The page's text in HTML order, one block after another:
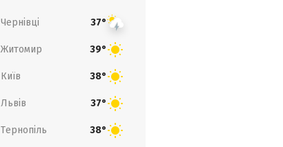
Чернівці 37°
Житомир 39°
Київ 38°
Львів 37°
Тернопіль 38°